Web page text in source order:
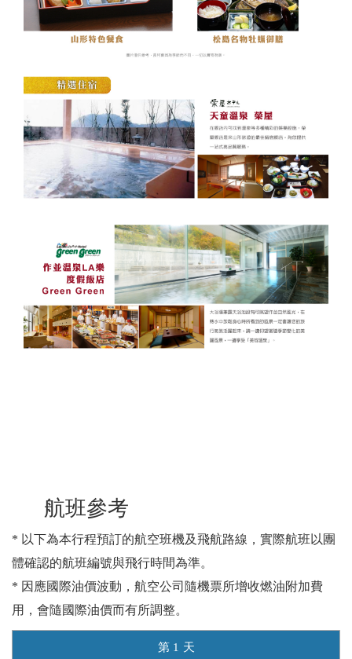
航班參考
* 以下為本行程預訂的航空班機及飛航路線，實際航班以團
體確認的航班編號與飛行時間為準。
* 因應國際油價波動，航空公司隨機票所增收燃油附加費
用，會隨國際油價而有所調整。
1